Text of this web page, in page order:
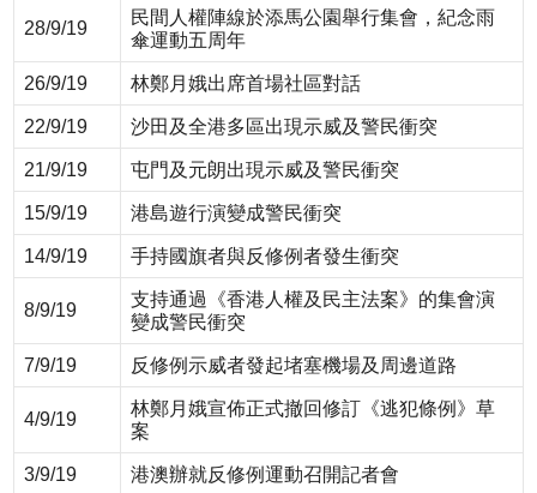
28/9/19
民間人權陣線於添馬公園舉行集會，紀念雨
傘運動五周年
26/9/19 林鄭月娥出席首場社區對話
22/9/19 沙田及全港多區出現示威及警民衝突
21/9/19 屯門及元朗出現示威及警民衝突
15/9/19 港島遊行演變成警民衝突
14/9/19 手持國旗者與反修例者發生衝突
8/9/19
支持通過《香港人權及民主法案》的集會演
變成警民衝突
7/9/19 反修例示威者發起堵塞機場及周邊道路
4/9/19
林鄭月娥宣佈正式撤回修訂《逃犯條例》草
案
3/9/19 港澳辦就反修例運動召開記者會